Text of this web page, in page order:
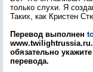
только слухи. Я
Таких, как Кристен
Перевод выполнен
обязательно
перевода.